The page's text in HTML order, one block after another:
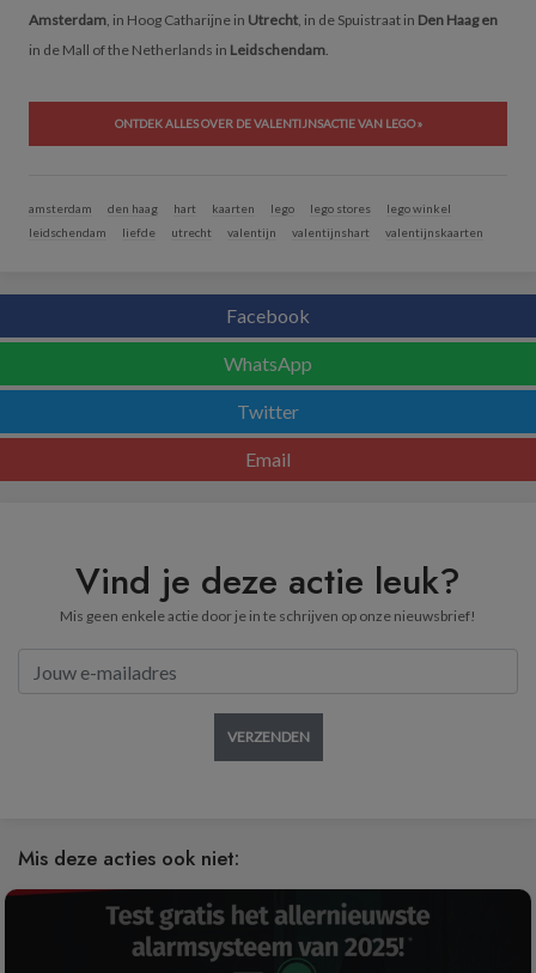
Amsterdam, in Hoog Catharijne in Utrecht, in de Spuistraat in Den Haag en
in de Mall of the Netherlands in Leidschendam.
ONTDEK ALLES OVER DE VALENTIJNSACTIE VAN LEGO »
amsterdam den haag hart kaarten lego lego stores
lego winkel
leidschendam
liefde utrecht valentijn valentijnshart valentijnskaarten
Facebook
WhatsApp
Twitter
Email
Vind je deze actie leuk?
Mis geen enkele actie door je in te schrijven op onze nieuwsbrief!
VERZENDEN
Mis deze acties ook niet: